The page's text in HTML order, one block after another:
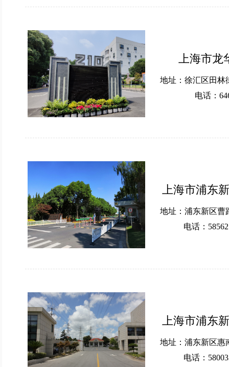
上海市
地址：徐汇区田林
电话：
上海市浦东
地址：浦东新区曹
电话：
上海市浦东
地址：浦东新区惠
电话：